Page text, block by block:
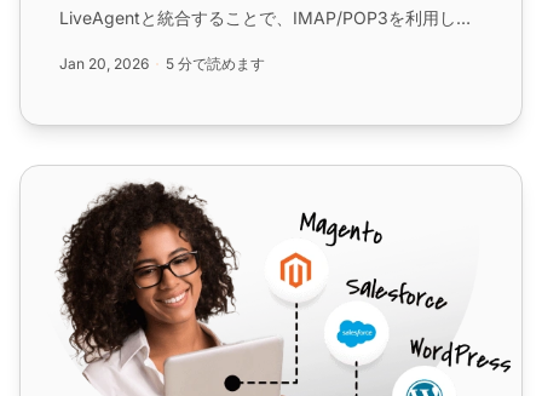
LiveAgentと統合することで、IMAP/POP3を利用した
ステムでコミュニケーションを円滑にします。...
Jan 20, 2026 5 分で読めます
MailEnable